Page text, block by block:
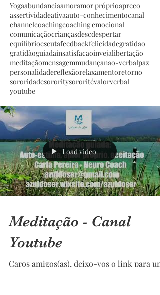
Yogaabundanciaamoramor próprioapreco
assertividadeativaauto-conhecimentocanal
channelcoachingcoaching emocional
comunicaçãocriançasdescdespertar
equilíbrioescutafeedbackfelicidadegratidao
gratidãoguiadainsatisfacaoinvejalibertação
meditaçãomensagemmudançanao-verbalpaz
personalidadereflexãorelaxamentoretorno
sororidadesororitysororitévalorverbal
youtube
Load video
Meditação - Canal
Youtube
Caros amigos(as), deixo-vos o link para